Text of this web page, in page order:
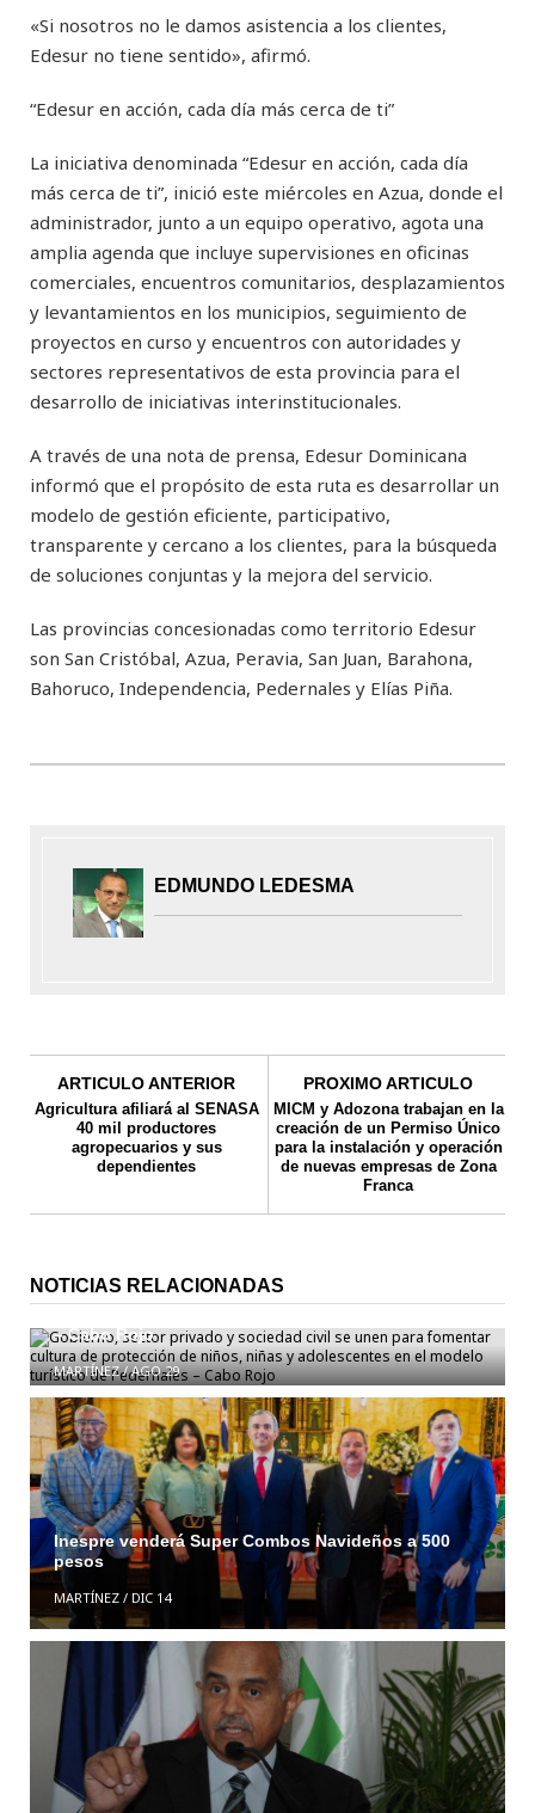
«Si nosotros no le damos asistencia a los clientes,
Edesur no tiene sentido», afirmó.
“Edesur en acción, cada día más cerca de ti”
La iniciativa denominada “Edesur en acción, cada día
más cerca de ti”, inició este miércoles en Azua, donde el
administrador, junto a un equipo operativo, agota una
amplia agenda que incluye supervisiones en oficinas
comerciales, encuentros comunitarios, desplazamientos
y levantamientos en los municipios, seguimiento de
proyectos en curso y encuentros con autoridades y
sectores representativos de esta provincia para el
desarrollo de iniciativas interinstitucionales.
A través de una nota de prensa, Edesur Dominicana
informó que el propósito de esta ruta es desarrollar un
modelo de gestión eficiente, participativo,
transparente y cercano a los clientes, para la búsqueda
de soluciones conjuntas y la mejora del servicio.
Las provincias concesionadas como territorio Edesur
son San Cristóbal, Azua, Peravia, San Juan, Barahona,
Bahoruco, Independencia, Pedernales y Elías Piña.
EDMUNDO LEDESMA
ARTICULO ANTERIOR
Agricultura afiliará al SENASA
40 mil productores
agropecuarios y sus
dependientes
PROXIMO ARTICULO
MICM y Adozona trabajan en la
creación de un Permiso Único
para la instalación y operación
de nuevas empresas de Zona
Franca
NOTICIAS RELACIONADAS
para fomentar cultura de protección de niños, niñas
– Cabo Rojo
MARTÍNEZ/AGO 29
Inespre venderá Super Combos Navideños a 500
pesos
MARTÍNEZ/ DIC 14